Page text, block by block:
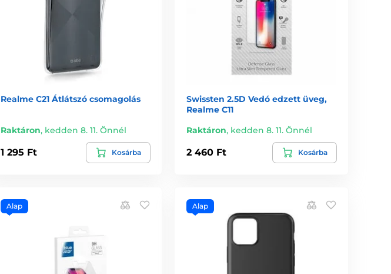
Realme C21 Átlátszó csomagolás
Raktáron, kedden 8. 11. Önnél
1 295 Ft Kosárba
Swissten 2.5D Vedó edzett üveg,
Realme C11
Raktáron, kedden 8. 11. Önnél
2 460 Ft Kosárba
Alap Alap